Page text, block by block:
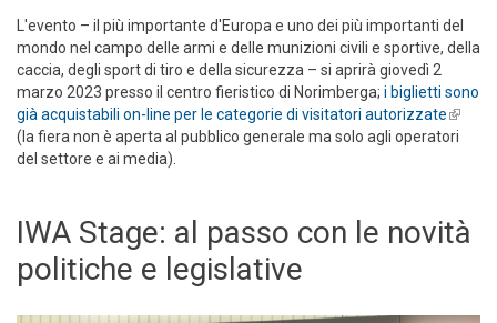
L'evento – il più importante d'Europa e uno dei più importanti del
mondo nel campo delle armi e delle munizioni civili e sportive, della
caccia, degli sport di tiro e della sicurezza – si aprirà giovedì 2
marzo 2023 presso il centro fieristico di Norimberga; i biglietti sono
già acquistabili on-line per le categorie di visitatori autorizzate(link is
(la fiera non è aperta al pubblico generale ma solo agli operatori
del settore e ai media).
IWA Stage: al passo con le novità
politiche e legislative